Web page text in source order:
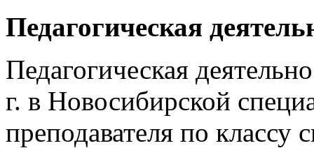
Педагогическая
Педагогическая
г. в Новосибирской
преподавателя по классу